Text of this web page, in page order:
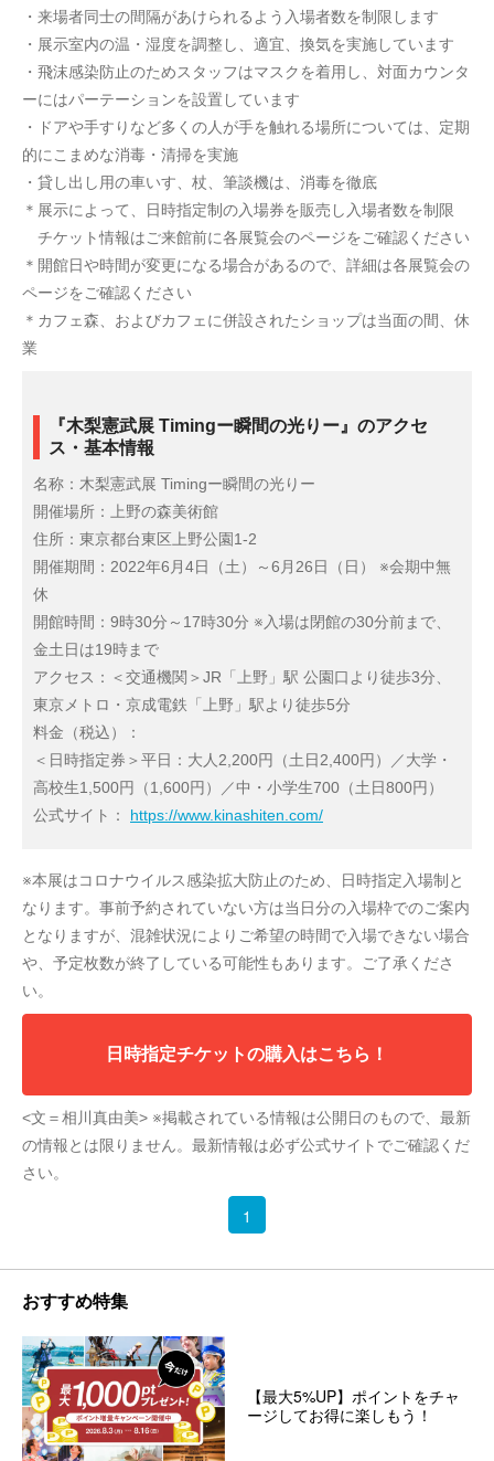
・来場者同士の間隔があけられるよう入場者数を制限します
・展示室内の温・湿度を調整し、適宜、換気を実施しています
・飛沫感染防止のためスタッフはマスクを着用し、対面カウンタ
ーにはパーテーションを設置しています
・ドアや手すりなど多くの人が手を触れる場所については、定期
的にこまめな消毒・清掃を実施
・貸し出し用の車いす、杖、筆談機は、消毒を徹底
＊展示によって、日時指定制の入場券を販売し入場者数を制限
チケット情報はご来館前に各展覧会のページをご確認ください
＊開館日や時間が変更になる場合があるので、詳細は各展覧会の
ページをご確認ください
＊カフェ森、およびカフェに併設されたショップは当面の間、休
業
『木梨憲武展 Timingー瞬間の光りー』のアクセ
ス・基本情報
名称：木梨憲武展 Timingー瞬間の光りー
開催場所：上野の森美術館
住所：東京都台東区上野公園1-2
開催期間：2022年6月4日（土）～6月26日（日） ※会期中無
休
開館時間：9時30分～17時30分 ※入場は閉館の30分前まで、
金土日は19時まで
アクセス：＜交通機関＞JR「上野」駅 公園口より徒歩3分、
東京メトロ・京成電鉄「上野」駅より徒歩5分
料金（税込）：
＜日時指定券＞平日：大人2,200円（土日2,400円）／大学・
高校生1,500円（1,600円）／中・小学生700（土日800円）
公式サイト： https://www.kinashiten.com/
※本展はコロナウイルス感染拡大防止のため、日時指定入場制と
なります。事前予約されていない方は当日分の入場枠でのご案内
となりますが、混雑状況によりご希望の時間で入場できない場合
や、予定枚数が終了している可能性もあります。ご了承くださ
い。
日時指定チケットの購入はこちら！
<文＝相川真由美> ※掲載されている情報は公開日のもので、最新
の情報とは限りません。最新情報は必ず公式サイトでご確認くだ
さい。
1
おすすめ特集
【最大5%UP】ポイントをチャ
ージしてお得に楽しもう！